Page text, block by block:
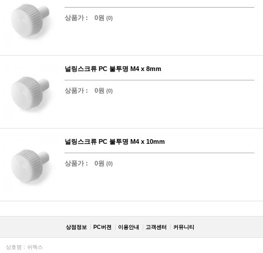
상품가 : 0원 (0)
널링스크류 PC 불투명 M4 x 8mm
상품가 : 0원 (0)
널링스크류 PC 불투명 M4 x 10mm
상품가 : 0원 (0)
상점정보 PC버젼 이용안내 고객센터 커뮤니티
상호명 : 쉬멕스